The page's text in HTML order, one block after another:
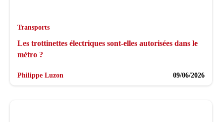
Transports
Les trottinettes électriques sont-elles autorisées dans le
métro ?
Philippe Luzon 09/06/2026